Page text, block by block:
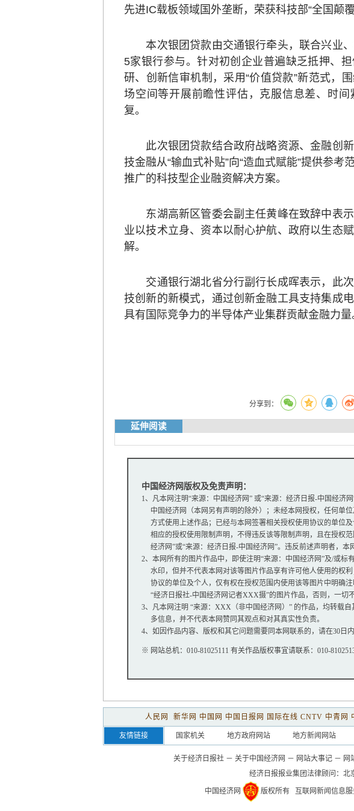
先进IC载板领域国外垄断，荣获科技部“全国颠
本次银团贷款由交通银行牵头，联合兴业、
5家银行参与。针对初创企业普遍缺乏抵押、
研、创新信审机制，采用“价值贷款”新范式，
场空间等开展前瞻性评估，克服信息差、时
复。
此次银团贷款结合政府战略资源、金融创新
技金融从“输血式补贴”向“造血式赋能”提供参考
推广的科技型企业融资解决方案。
东湖高新区管委会副主任黄峰在致辞中表示
业以技术立身、资本以耐心护航、政府以生态
解。
交通银行湖北省分行副行长成晖表示，此次
技创新的新模式，通过创新金融工具支持集成
具有国际竞争力的半导体产业集群贡献金融力量
分享到：
延伸阅读
中国经济网版权及免责声明：
1、凡本网注明“来源：中国经济网” 或“来源：经济日报-中国经济
中国经济网（本网另有声明的除外）；未经本网授权，任何单
方式使用上述作品；已经与本网签署相关授权使用协议的单位
相应的授权使用限制声明，不得违反该等限制声明，且在授权范
经济网”或“来源：经济日报-中国经济网”。违反前述声明者，本
2、本网所有的图片作品中，即使注明“来源：中国经济网”及/或标
水印，但并不代表本网对该等图片作品享有许可他人使用的权
协议的单位及个人，仅有权在授权范围内使用该等图片中明确
“经济日报社-中国经济网记者XXX摄”的图片作品，否则，一切
3、凡本网注明 “来源：XXX（非中国经济网）” 的作品，均转载
多信息，并不代表本网赞同其观点和对其真实性负责。
4、如因作品内容、版权和其它问题需要同本网联系的，请在30日内
※ 网站总机：010-81025111 有关作品版权事宜请联系：010-
人民网 新华网 中国网 中国日报网 国际在线 CNTV 中青网
友情链接 国家机关 地方政府网站 地方新闻网站
关于经济日报社 － 关于中国经济网 － 网站大事记 － 网
经济日报报业集团法律顾问： 北
中国经济网 版权所有 互联网新闻信息服